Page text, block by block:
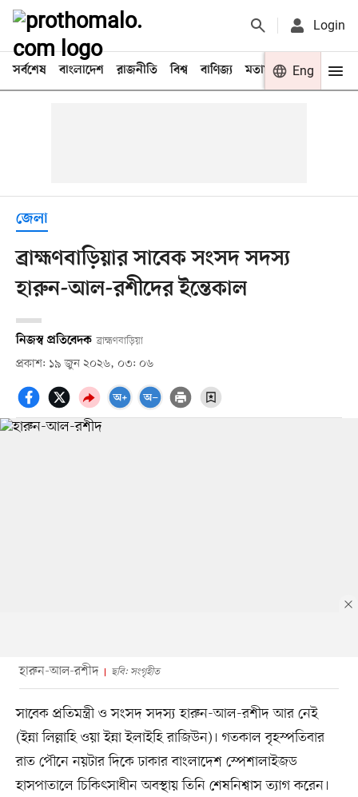
Login
সর্বশেষ বাংলাদেশ রাজনীতি বিশ্ব বাণিজ্য মতামত খেলা
Eng
জেলা
ব্রাহ্মণবাড়িয়ার সাবেক সংসদ সদস্য
হারুন-আল-রশীদের ইন্তেকাল
নিজস্ব প্রতিবেদক ব্রাহ্মণবাড়িয়া
প্রকাশ: ১৯ জুন ২০২৬, ০৩: ০৬
হারুন-আল-রশীদ ছবি: সংগৃহীত
সাবেক প্রতিমন্ত্রী ও সংসদ সদস্য হারুন-আল-রশীদ আর নেই
(ইন্না লিল্লাহি ওয়া ইন্না ইলাইহি রাজিউন)। গতকাল বৃহস্পতিবার
রাত পৌনে নয়টার দিকে ঢাকার বাংলাদেশ স্পেশালাইজড
হাসপাতালে চিকিৎসাধীন অবস্থায় তিনি শেষনিশ্বাস ত্যাগ করেন।